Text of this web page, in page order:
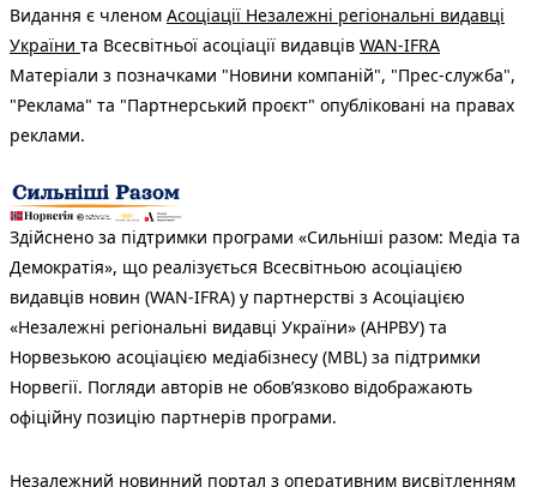
Видання є членом Асоціації Незалежні регіональні видавці
України та Всесвітньої асоціації видавців WAN-IFRA
Матеріали з позначками "Новини компаній", "Прес-служба",
"Реклама" та "Партнерський проєкт" опубліковані на правах
реклами.
Здійснено за підтримки програми «Сильніші разом: Медіа та
Демократія», що реалізується Всесвітньою асоціацією
видавців новин (WAN-IFRA) у партнерстві з Асоціацією
«Незалежні регіональні видавці України» (АНРВУ) та
Норвезькою асоціацією медіабізнесу (MBL) за підтримки
Норвегії. Погляди авторів не обов’язково відображають
офіційну позицію партнерів програми.
Незалежний новинний портал з оперативним висвітленням